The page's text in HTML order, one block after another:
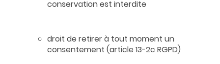
conservation est interdite
droit de retirer à tout moment un
consentement (article 13-2c RGPD)